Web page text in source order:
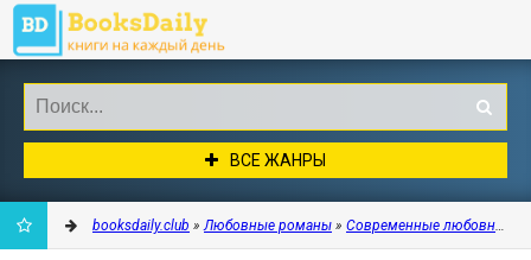
ВСЕ ЖАНРЫ
booksdaily.club »Любовные романы » Современные любовные